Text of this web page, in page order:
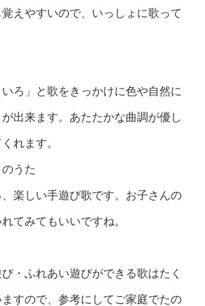
えやすいので、いっしょに歌って
いろ」と歌をきっかけに色や自然に
出来ます。あたたかな曲調が優し
れます。
うた
楽しい手遊び歌です。お子さんの
てみてもいいですね。
・ふれあい遊びができる歌はたく
すので、参考にしてご家庭でたの